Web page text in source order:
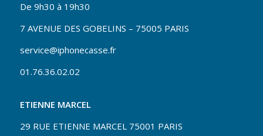
De 9h30 à 19h30
7 AVENUE DES GOBELINS – 75005 PARIS
service@iphonecasse.fr
01.76.36.02.02
ETIENNE MARCEL
29 RUE ETIENNE MARCEL 75001 PARIS